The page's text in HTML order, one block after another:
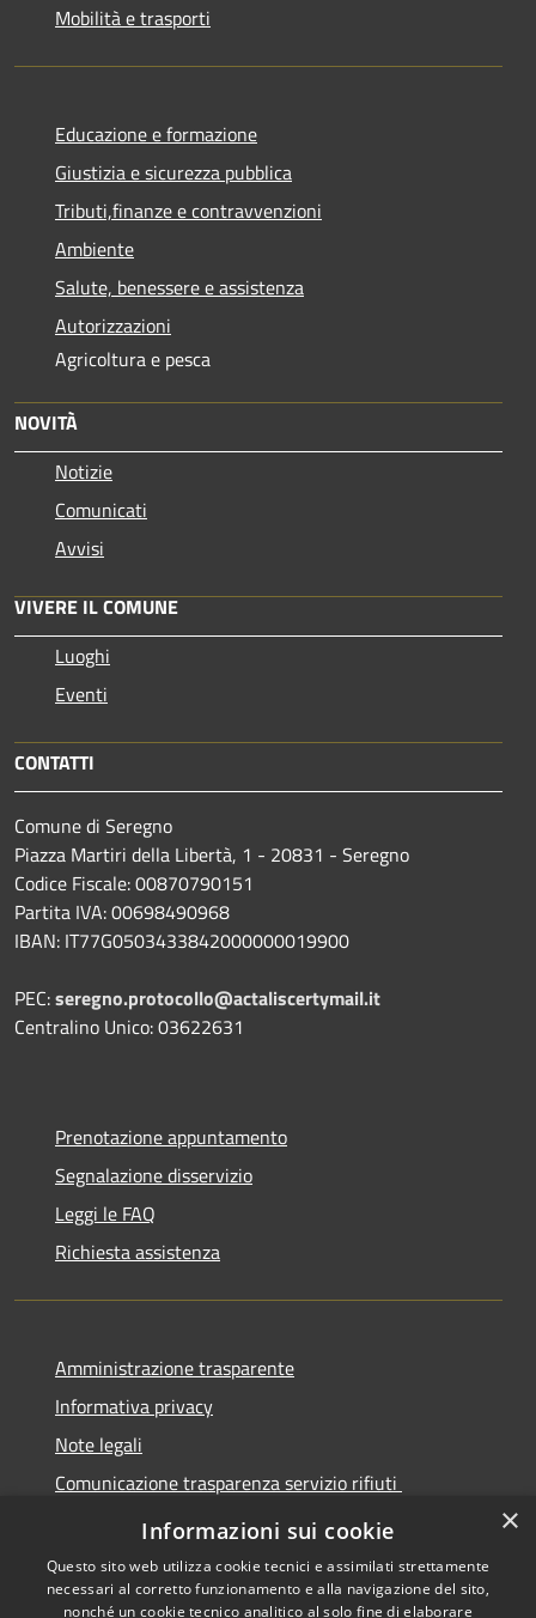
Mobilità e trasporti
Educazione e formazione
Giustizia e sicurezza pubblica
Tributi,finanze e contravvenzioni
Ambiente
Salute, benessere e assistenza
Autorizzazioni
Agricoltura e pesca
NOVITÀ
Notizie
Comunicati
Avvisi
VIVERE IL COMUNE
Luoghi
Eventi
CONTATTI
Comune di Seregno
Piazza Martiri della Libertà, 1 - 20831 - Seregno
Codice Fiscale: 00870790151
Partita IVA: 00698490968
IBAN: IT77G0503433842000000019900
PEC:seregno.protocollo@actaliscertymail.it
Centralino Unico: 03622631
Prenotazione appuntamento
Segnalazione disservizio
Leggi le FAQ
Richiesta assistenza
Amministrazione trasparente
Informativa privacy
Note legali
Comunicazione trasparenza servizio rifiuti
Dichiarazione di accessibilità
×
Informazioni sui cookie
Questo sito web utilizza cookie tecnici e assimilati strettamente
necessari al corretto funzionamento e alla navigazione del sito,
nonché un cookie tecnico analitico al solo fine di elaborare